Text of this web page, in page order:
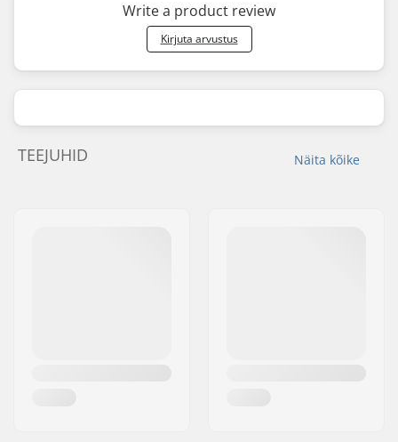
Write a product review
Kirjuta arvustus
Näita kõike
TEEJUHID